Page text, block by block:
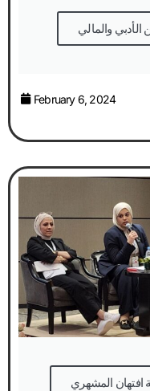
والمالي
February 6, 2024